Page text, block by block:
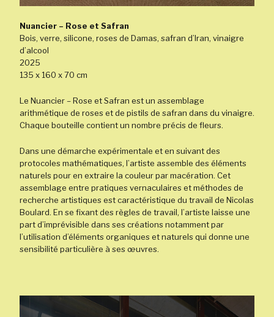
Nuancier – Rose et Safran
Bois, verre, silicone, roses de Damas, safran d’Iran, vinaigre
d’alcool
2025
135 x 160 x 70 cm
Le Nuancier – Rose et Safran est un assemblage
arithmétique de roses et de pistils de safran dans du vinaigre.
Chaque bouteille contient un nombre précis de fleurs.
Dans une démarche expérimentale eten suivant des
protocoles mathématiques, l’artiste assemble des éléments
naturels pour en extraire la couleur par macération. Cet
assemblage entre pratiques vernaculaires et méthodes de
recherche artistiques est caractéristique du travail de Nicolas
Boulard. En se fixant des règles de travail, l’artiste laisse une
part d’imprévisible dans ses créations notamment par
l’utilisation d’éléments organiques et naturels qui donne une
sensibilité particulière à ses œuvres.